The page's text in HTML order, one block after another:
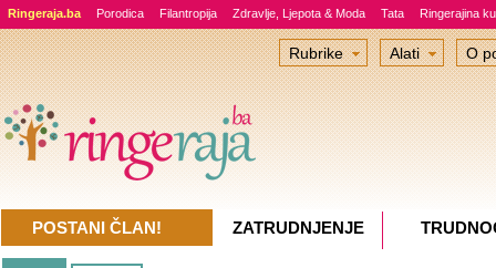
Ringeraja.ba Porodica Filantropija Zdravlje, Ljepota & Moda Tata Ringerajina
Rubrike Alati O
POSTANI ČLAN! ZATRUDNJENJE